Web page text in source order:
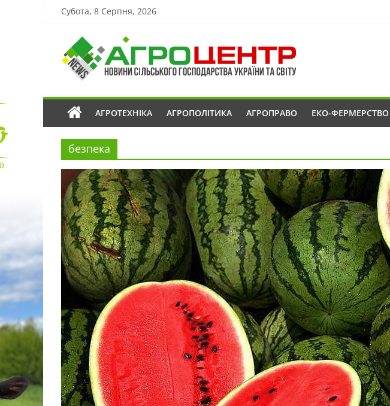
Субота, 8 Серпня, 2026
АГРОТЕХНІКА АГРОПОЛІТИКА АГРОПРАВО ЕКО-ФЕРМЕРСТВО
безпека